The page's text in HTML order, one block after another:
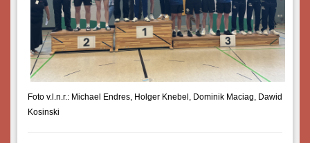
Foto v.l.n.r.: Michael Endres, Holger Knebel, Dominik Maciag, Dawid
Kosinski